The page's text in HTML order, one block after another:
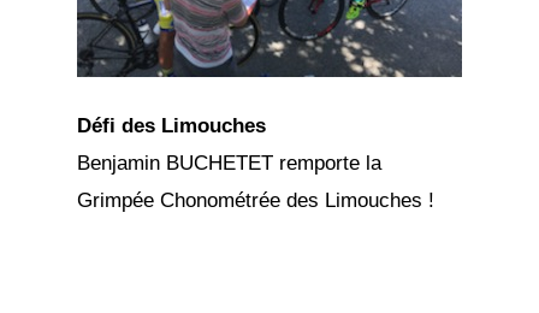
Défi des Limouches
Benjamin BUCHETET remporte la
Grimpée Chonométrée des Limouches !